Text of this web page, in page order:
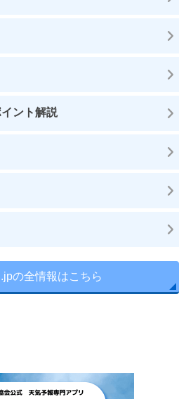
ント解説
の全情報はこちら